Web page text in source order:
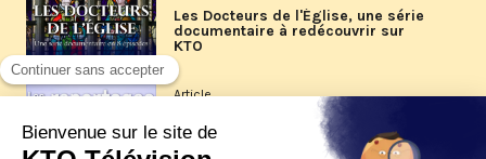
Les Docteurs de l'Église, une série
documentaire à redécouvrir sur
KTO
Article
Les reportages d'été 2026 de KTO